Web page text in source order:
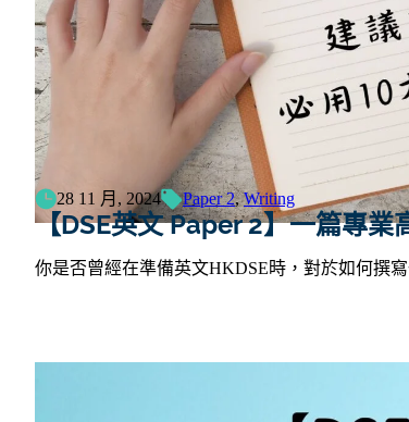
28 11 月, 2024 Paper 2,Writing
【DSE英文 Paper 2】一篇專
你是否曾經在準備英文HKDSE時，對於如何撰